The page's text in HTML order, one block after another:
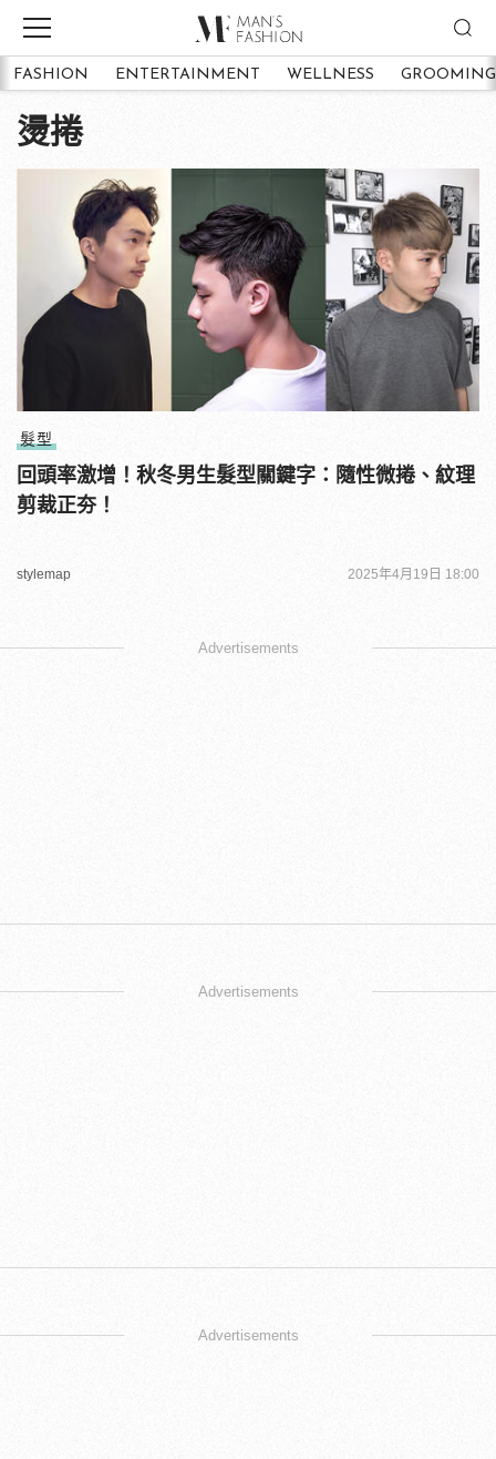
FASHION ENTERTAINMENT WELLNESS GROOMING
燙捲
髮型
回頭率激增！秋冬男生髮型關鍵字：隨性微捲、紋理
剪裁正夯！
stylemap 2025年4月19日 18:00
Advertisements
Advertisements
Advertisements